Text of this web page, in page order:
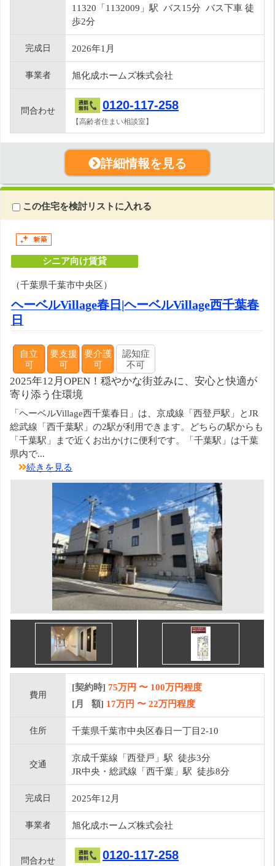
11320「1132009」駅 バス15分 バス下車 徒
歩2分
完成日 2026年1月
事業者 旭化成ホームズ株式会社
問合わせ 0120-117-258
【高齢者住まい相談室】
詳細情報を見る
この住宅を検討リストに入れる
シニア向け賃貸
（千葉県千葉市中央区）
ヘーベルVillage春日|ヘーベルVillage西千葉春
日
自立
可
要支援
可
要介護
可
認知症
不可
2025年12月OPEN！穏やかな街並みに、安心と快適が
寄り添う住環境
「ヘーベルVillage西千葉春日」は、京成線「西登戸駅」とJR
総武線「西千葉駅」の2駅が利用できます。どちらの駅からも
「千葉駅」まで近くお出かけに便利です。「千葉駅」は千葉
県内で...
続きを見る
費用
[契約時] 75万円 〜 100万円程度
[月 額] 17万円 〜 22万円程度
住所 千葉県千葉市中央区春日一丁目2-10
交通
京成千葉線「西登戸」駅 徒歩3分
JR中央・総武線「西千葉」駅 徒歩8分
完成日 2025年12月
事業者 旭化成ホームズ株式会社
問合わせ 0120-117-258